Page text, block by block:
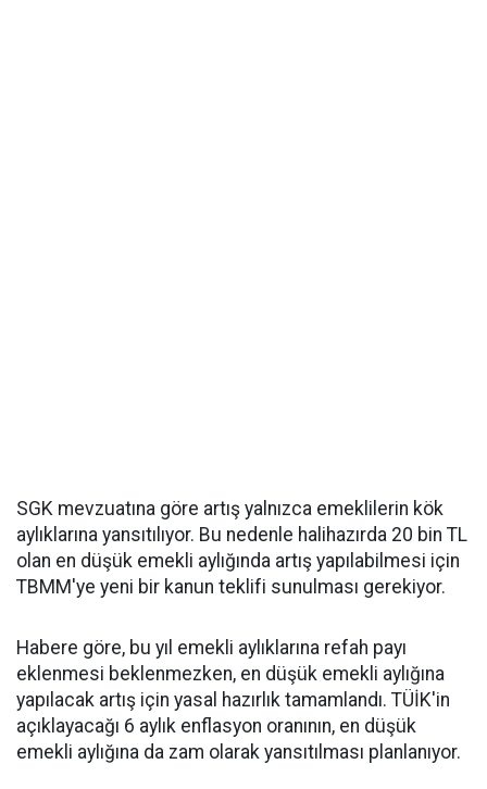
SGK mevzuatına göre artış yalnızca emeklilerin kök
aylıklarına yansıtılıyor. Bu nedenle halihazırda 20 bin TL
olan en düşük emekli aylığında artış yapılabilmesi için
TBMM'ye yeni bir kanun teklifi sunulması gerekiyor.
Habere göre, bu yıl emekli aylıklarına refah payı
eklenmesi beklenmezken, en düşük emekli aylığına
yapılacak artış için yasal hazırlık tamamlandı. TÜİK'in
açıklayacağı 6 aylık enflasyon oranının, en düşük
emekli aylığına da zam olarak yansıtılması planlanıyor.